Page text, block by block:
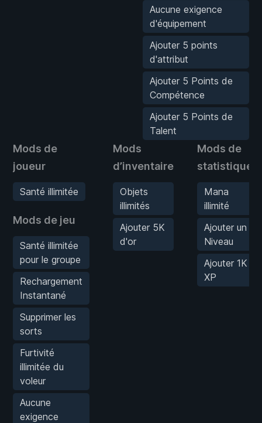
Aucune exigence
d'équipement
Ajouter 5 points
d'attribut
Ajouter 5 Points de
Compétence
Ajouter 5 Points de
Talent
Mods de
joueur
Santé illimitée
Mods de jeu
Santé illimitée
pour le groupe
Rechargement
Instantané
Supprimer les
sorts
Furtivité
illimitée du
voleur
Aucune
exigence
Mods
d’inventaire
Objets
illimités
Ajouter 5K
d'or
Mods de
statistiques
Mana
illimité
Ajouter un
Niveau
Ajouter 1K
XP